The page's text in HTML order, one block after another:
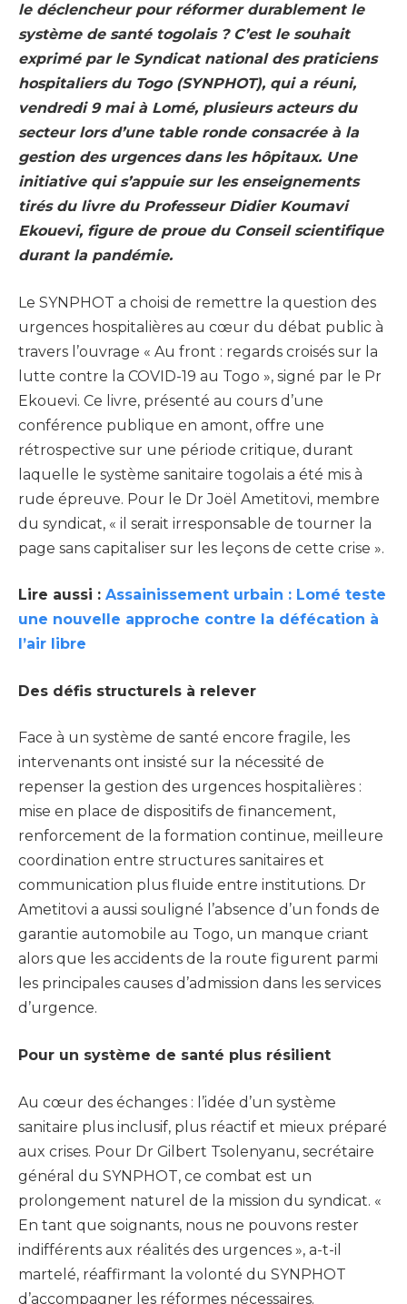
le déclencheur pour réformer durablement le
système de santé togolais ? C’est le souhait
exprimé par le Syndicat national des praticiens
hospitaliers du Togo (SYNPHOT), qui a réuni,
vendredi 9 mai à Lomé, plusieurs acteurs du
secteur lors d’une table ronde consacrée à la
gestion des urgences dans les hôpitaux. Une
initiative qui s’appuie sur les enseignements
tirés du livre du Professeur Didier Koumavi
Ekouevi, figure de proue du Conseil scientifique
durant la pandémie.
Le SYNPHOT a choisi de remettre la question des
urgences hospitalières au cœur du débat public à
travers l’ouvrage « Au front : regards croisés sur la
lutte contre la COVID-19 au Togo », signé par le Pr
Ekouevi. Ce livre, présenté au cours d’une
conférence publique en amont, offre une
rétrospective sur une période critique, durant
laquelle le système sanitaire togolais a été mis à
rude épreuve. Pour le Dr Joël Ametitovi, membre
du syndicat, « il serait irresponsable de tourner la
page sans capitaliser sur les leçons de cette crise ».
Lire aussi : Assainissement urbain : Lomé teste
une nouvelle approche contre la défécation à
l’air libre
Des défis structurels à relever
Face à un système de santé encore fragile, les
intervenants ont insisté sur la nécessité de
repenser la gestion des urgences hospitalières :
mise en place de dispositifs de financement,
renforcement de la formation continue, meilleure
coordination entre structures sanitaires et
communication plus fluide entre institutions. Dr
Ametitovi a aussi souligné l’absence d’un fonds de
garantie automobile au Togo, un manque criant
alors que les accidents de la route figurent parmi
les principales causes d’admission dans les services
d’urgence.
Pour un système de santé plus résilient
Au cœur des échanges : l’idée d’un système
sanitaire plus inclusif, plus réactif et mieux préparé
aux crises. Pour Dr Gilbert Tsolenyanu, secrétaire
général du SYNPHOT, ce combat est un
prolongement naturel de la mission du syndicat. «
En tant que soignants, nous ne pouvons rester
indifférents aux réalités des urgences », a-t-il
martelé, réaffirmant la volonté du SYNPHOT
d’accompagner les réformes nécessaires.